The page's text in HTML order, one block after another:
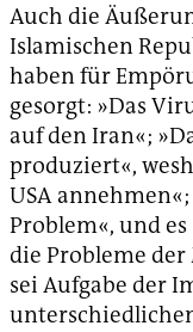
Auch die
Islamischen
haben für
gesorgt: »Das
auf den Iran«;
produziert«,
USA
Problem«, und
die Probleme
sei Aufgabe der